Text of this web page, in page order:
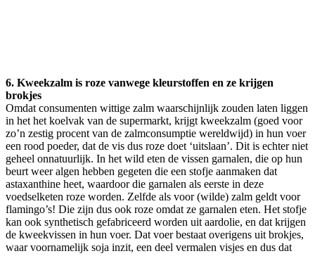
6. Kweekzalm is roze vanwege kleurstoffen en ze krijgen
brokjes
Omdat consumenten wittige zalm waarschijnlijk zouden laten liggen
in het het koelvak van de supermarkt, krijgt kweekzalm (goed voor
zo’n zestig procent van de zalmconsumptie wereldwijd) in hun voer
een rood poeder, dat de vis dus roze doet ‘uitslaan’. Dit is echter niet
geheel onnatuurlijk. In het wild eten de vissen garnalen, die op hun
beurt weer algen hebben gegeten die een stofje aanmaken dat
astaxanthine heet, waardoor die garnalen als eerste in deze
voedselketen roze worden. Zelfde als voor (wilde) zalm geldt voor
flamingo’s! Die zijn dus ook roze omdat ze garnalen eten. Het stofje
kan ook synthetisch gefabriceerd worden uit aardolie, en dat krijgen
de kweekvissen in hun voer. Dat voer bestaat overigens uit brokjes,
waar voornamelijk soja inzit, een deel vermalen visjes en dus dat